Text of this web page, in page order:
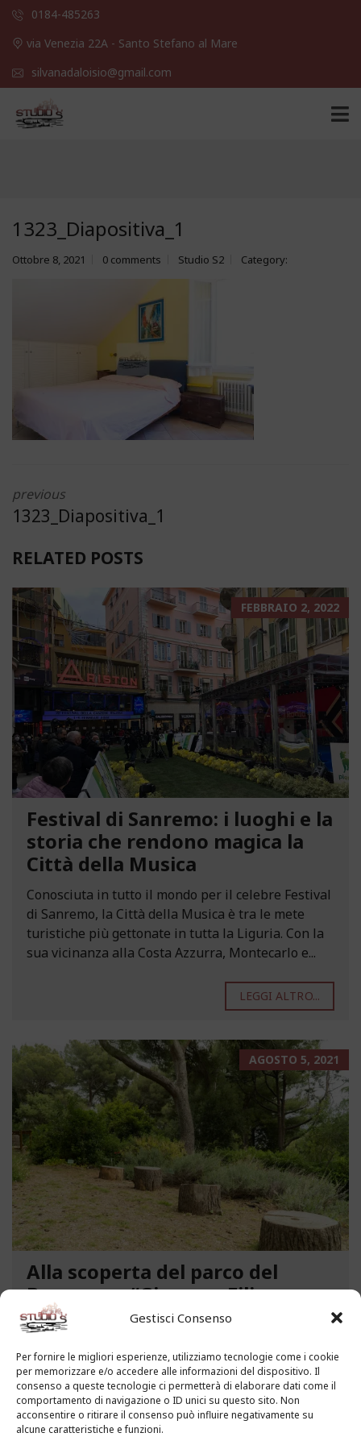
Gestisci Consenso
Per fornire le migliori esperienze, utilizziamo tecnologie come i cookie
per memorizzare e/o accedere alle informazioni del dispositivo. Il
consenso a queste tecnologie ci permetterà di elaborare dati come il
comportamento di navigazione o ID unici su questo sito. Non
acconsentire o ritirare il consenso può influire negativamente su
alcune caratteristiche e funzioni.
0184-485263
via Venezia 22A - Santo Stefano al Mare
silvanadaloisio@gmail.com
1323_Diapositiva_1
Ottobre 8, 2021 0 comments Studio S2 Category:
previous
1323_Diapositiva_1
RELATED POSTS
FEBBRAIO 2, 2022
Festival di Sanremo: i luoghi e la
storia che rendono magica la
Città della Musica
Conosciuta in tutto il mondo per il celebre Festival
di Sanremo, la Città della Musica è tra le mete
turistiche più gettonate in tutta la Liguria. Con la
sua vicinanza alla Costa Azzurra, Montecarlo e...
LEGGI ALTRO...
AGOSTO 5, 2021
Alla scoperta del parco del
Benessere “Giacomo Filippo
Novaro” a Costarainera
paradiso affascina i visitatori. Stiamo parlando del
Parco del Benessere “Giacomo Filippo Novaro” di
Costarainera nella Riviera dei Fiori. Un tempo
parco degli ex ospedali Novaro e...